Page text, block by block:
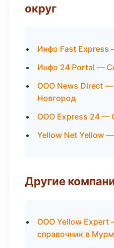
округ
Инфо Fast Express
Инфо 24 Portal —
ООО News Direct
Новгород
ООО Express 24 —
Yellow Net Yellow
Другие
ООО Yellow Expert
справочник в